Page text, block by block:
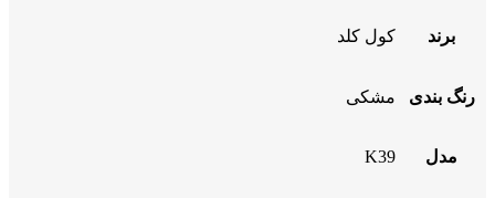
برند کول کلد
رنگ بندی مشکی
مدل K39